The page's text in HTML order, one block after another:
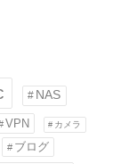
NAS
VPN カメラ
ブログ